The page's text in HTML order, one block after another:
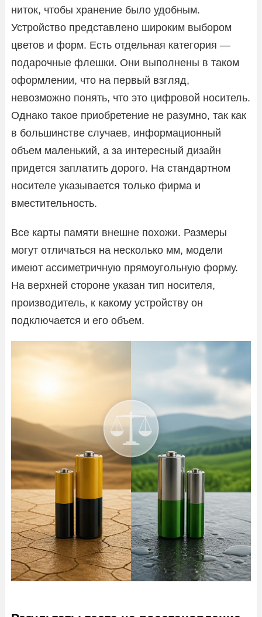
ниток, чтобы хранение было удобным.
Устройство представлено широким выбором
цветов и форм. Есть отдельная категория —
подарочные флешки. Они выполнены в таком
оформлении, что на первый взгляд,
невозможно понять, что это цифровой носитель.
Однако такое приобретение не разумно, так как
в большинстве случаев, информационный
объем маленький, а за интересный дизайн
придется заплатить дорого. На стандартном
носителе указывается только фирма и
вместительность.
Все карты памяти внешне похожи. Размеры
могут отличаться на несколько мм, модели
имеют ассиметричную прямоугольную форму.
На верхней стороне указан тип носителя,
производитель, к какому устройству он
подключается и его объем.